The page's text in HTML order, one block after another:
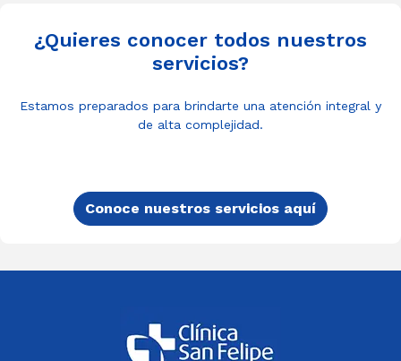
¿Quieres conocer todos nuestros
servicios?
Estamos preparados para brindarte una atención integral y
de alta complejidad.
Conoce nuestros servicios aquí